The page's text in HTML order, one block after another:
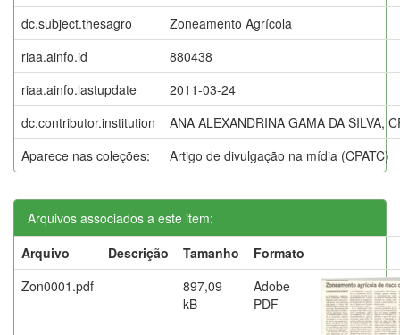
dc.subject.thesagro
Zoneamento Agrícola
riaa.ainfo.id
880438
riaa.ainfo.lastupdate
2011-03-24
dc.contributor.institution
ANA ALEXANDRINA GAMA DA SILVA,
Aparece nas coleções:
Artigo de divulgação na mídia (CPATC)
Arquivos associados a este item:
Arquivo
Descrição Tamanho
Formato
Zon0001.pdf
897,09
kB
Adobe
PDF